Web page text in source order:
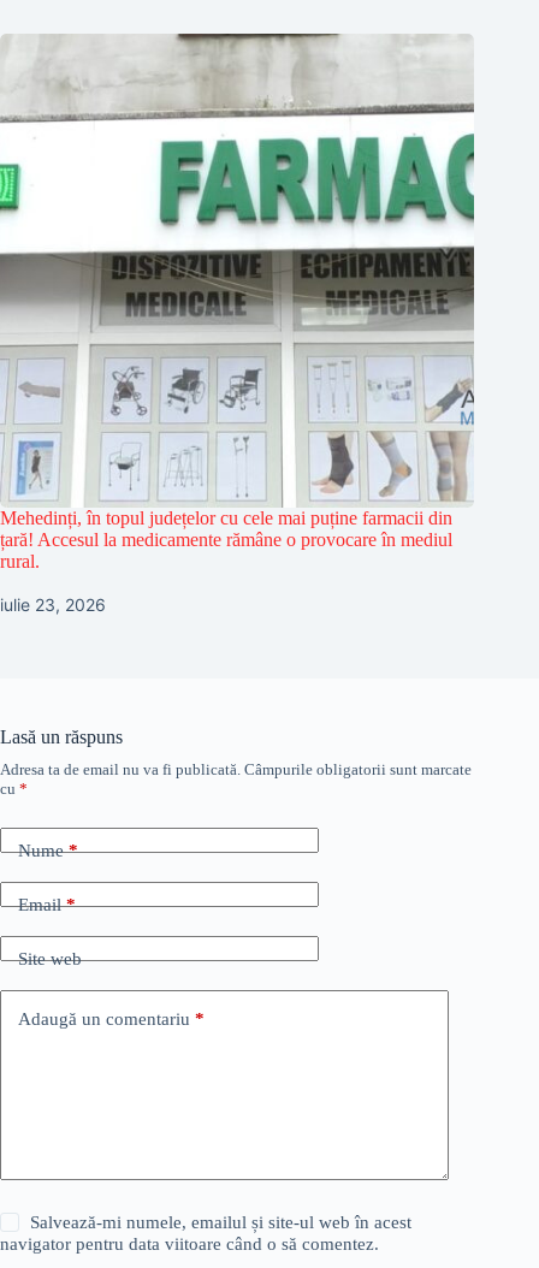
Mehedinți, în topul județelor cu cele mai puține farmacii din
țară! Accesul la medicamente rămâne o provocare în mediul
rural.
iulie 23, 2026
Lasă un răspuns
Adresa ta de email nu va fi publicată. Câmpurile obligatorii sunt marcate
cu *
Nume*
Email*
Site web
Adaugă un comentariu *
Salvează-mi numele, emailul și site-ul web în acest
navigator pentru data viitoare când o să comentez.